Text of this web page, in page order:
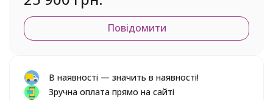
Повідомити
В наявності — значить в наявності!
Зручна оплата прямо на сайті